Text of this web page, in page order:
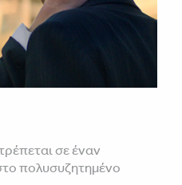
σε έναν
πολυσυζητημένο